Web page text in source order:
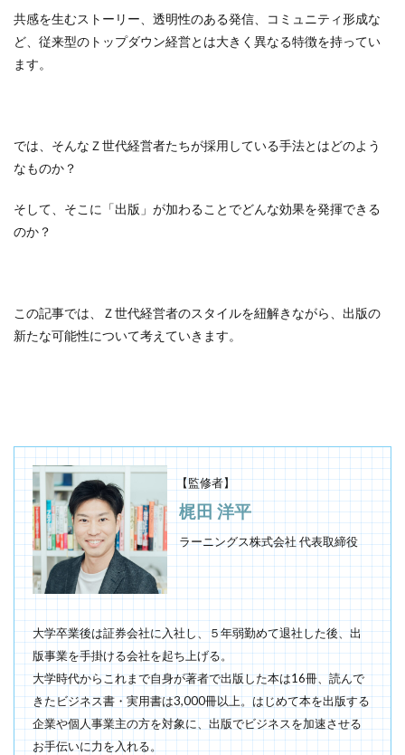
共感を生むストーリー、透明性のある発信、コミュニティ形成な
ど、従来型のトップダウン経営とは大きく異なる特徴を持ってい
ます。
では、そんなＺ世代経営者たちが採用している手法とはどのよう
なものか？
そして、そこに「出版」が加わることでどんな効果を発揮できる
のか？
この記事では、Ｚ世代経営者のスタイルを紐解きながら、出版の
新たな可能性について考えていきます。
【監修者】
梶田 洋平
ラーニングス株式会社 代表取締役
大学卒業後は証券会社に入社し、５年弱勤めて退社した後、出
版事業を手掛ける会社を起ち上げる。
大学時代からこれまで自身が著者で出版した本は16冊、読んで
きたビジネス書・実用書は3,000冊以上。はじめて本を出版する
企業や個人事業主の方を対象に、出版でビジネスを加速させる
お手伝いに力を入れる。